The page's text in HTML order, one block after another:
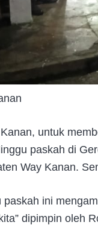
untuk
paskah di
Way Kanan.
ini
dipimpin oleh